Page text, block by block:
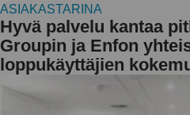
ASIAKASTARINA
Hyvä palvelu kantaa
Groupin ja Enfon
loppukäyttäjien